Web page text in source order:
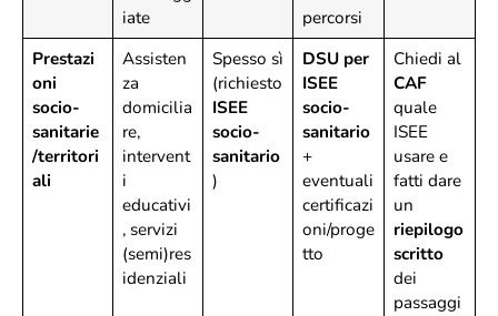
iate
percorsi
Prestazi
oni
socio-
sanitarie
/territori
ali
Assisten
za
domicilia
re,
intervent
i
educativi
, servizi
(semi)res
idenziali
Spesso sì
(richiesto
ISEE
socio-
sanitario
)
DSU per
ISEE
socio-
sanitario
+
eventuali
certificazi
oni/proge
tto
Chiedi al
CAF
quale
ISEE
usare e
fatti dare
un
riepilogo
scritto
dei
passaggi